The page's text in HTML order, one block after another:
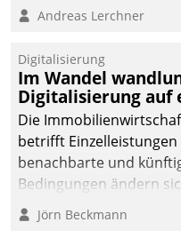
Andreas Lerchner
Digitalisierung
Im Wandel
Digitalisierung auf
Die
betrifft
benachbarte und
Bedingungen ändern
technisch die Kontrolle
fürs Wachsen öffnen?
Jörn Beckmann